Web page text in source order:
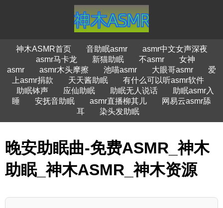
神木ASMR首页 音助眠asmr
asmr中文女声深夜
asmr马卡龙
新猫助眠 不asmr
女神
asmr
asmr木头摩擦 池喵asmr 大眼哥asmr
爱
上asmr捐款
天天酱助眠
有什么可以听asmr软件
助眠钵声
应仙助眠 助眠无人说话
助眠asmr入
睡
安抚音助眠 asmr直播柳其儿
网易云asmr舔
耳
染头发助眠
晚安助眠曲-免费ASMR_神木
助眠_神木ASMR_神木资源